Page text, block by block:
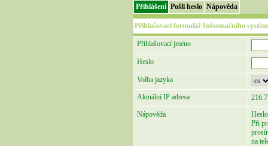
Přihlášení Pošli heslo Nápověda
Přihlašovací formulář Informačního
Přihlašovací jméno
Heslo
Volba jazyka
Aktuální IP adresa
Nápověda
Při
na